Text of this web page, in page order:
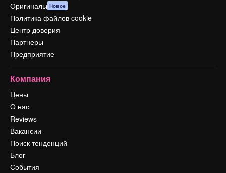
Оригиналы Новое
Политика файлов cookie
Центр доверия
Партнеры
Предприятие
Компания
Цены
О нас
Reviews
Вакансии
Поиск тенденций
Блог
События